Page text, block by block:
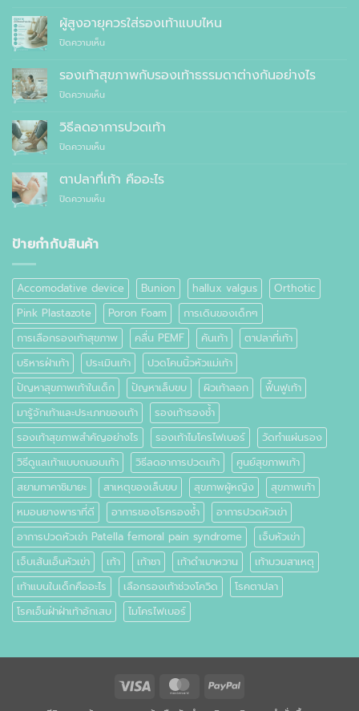
เหตุผล
คุณ
สั่ง
ตัด
รองเท้า
สุขภาพ
สำเร็จรูป
ทั่วไป
ผู้สูงอายุควรใส่รองเท้าแบบไหน
ปิดความเห็นบน
สูง
อายุ
ควร
รองเท้า
ไหน
รองเท้าสุขภาพกับรองเท้าธรรมดาต่างกันอย่างไร
ปิดความเห็นบน
สุขภาพ
กับ
รองเท้า
ต่าง
อย่างไร
วิธีลดอาการปวดเท้า
ปิดความเห็นบน
ลด
อาการ
ปวด
ตาปลาที่เท้า คืออะไร
ปิดความเห็นบน
ป้ายกำกับสินค้า
Accomodative device Bunion hallux valgus
Orthotic
Pink Plastazote
Poron Foam
การเดินของเด็กๆ
การเลือกรองเท้าสุขภาพ
คลื่น PEMF คันเท้า
ตาปลาที่เท้า
บริหารฝ่าเท้า
ประเมินเท้า
ปวดโคนนิ้วหัวแม่เท้า
ปัญหาสุขภาพเท้าในเด็ก
ปัญหาเล็บขบ ผิวเท้าลอก
ฟื้นฟูเท้า
มารู้จักเท้าและประเภทของเท้า
รองเท้ารองช้ำ
รองเท้าสุขภาพสำคัญอย่างไร
รองเท้าไมโครไฟเบอร์
วัดทำแผ่นรอง
วิธีดูแลเท้าแบบถนอมเท้า
วิธีลดอาการปวดเท้า
ศูนย์สุขภาพเท้า
สยามทาคาชิมายะ
สาเหตุของเล็บขบ สุขภาพผู้หญิง
สุขภาพเท้า
หมอนยางพาราที่ดี
อาการของโรครองช้ำ
อาการปวดหัวเข่า
อาการปวดหัวเข่า Patella femoral pain syndrome
เจ็บหัวเข่า
เจ็บเส้นเอ็นหัวเข่า
เท้า เท้าชา เท้าดำเบาหวาน
เท้าบวมสาเหตุ
เท้าแบนในเด็กคืออะไร
เลือกรองเท้าช่วงโควิด
โรคตาปลา
โรคเอ็นฝ่าฝ่าเท้าอักเสบ
ไมโครไฟเบอร์
Visa MasterCardPayPal